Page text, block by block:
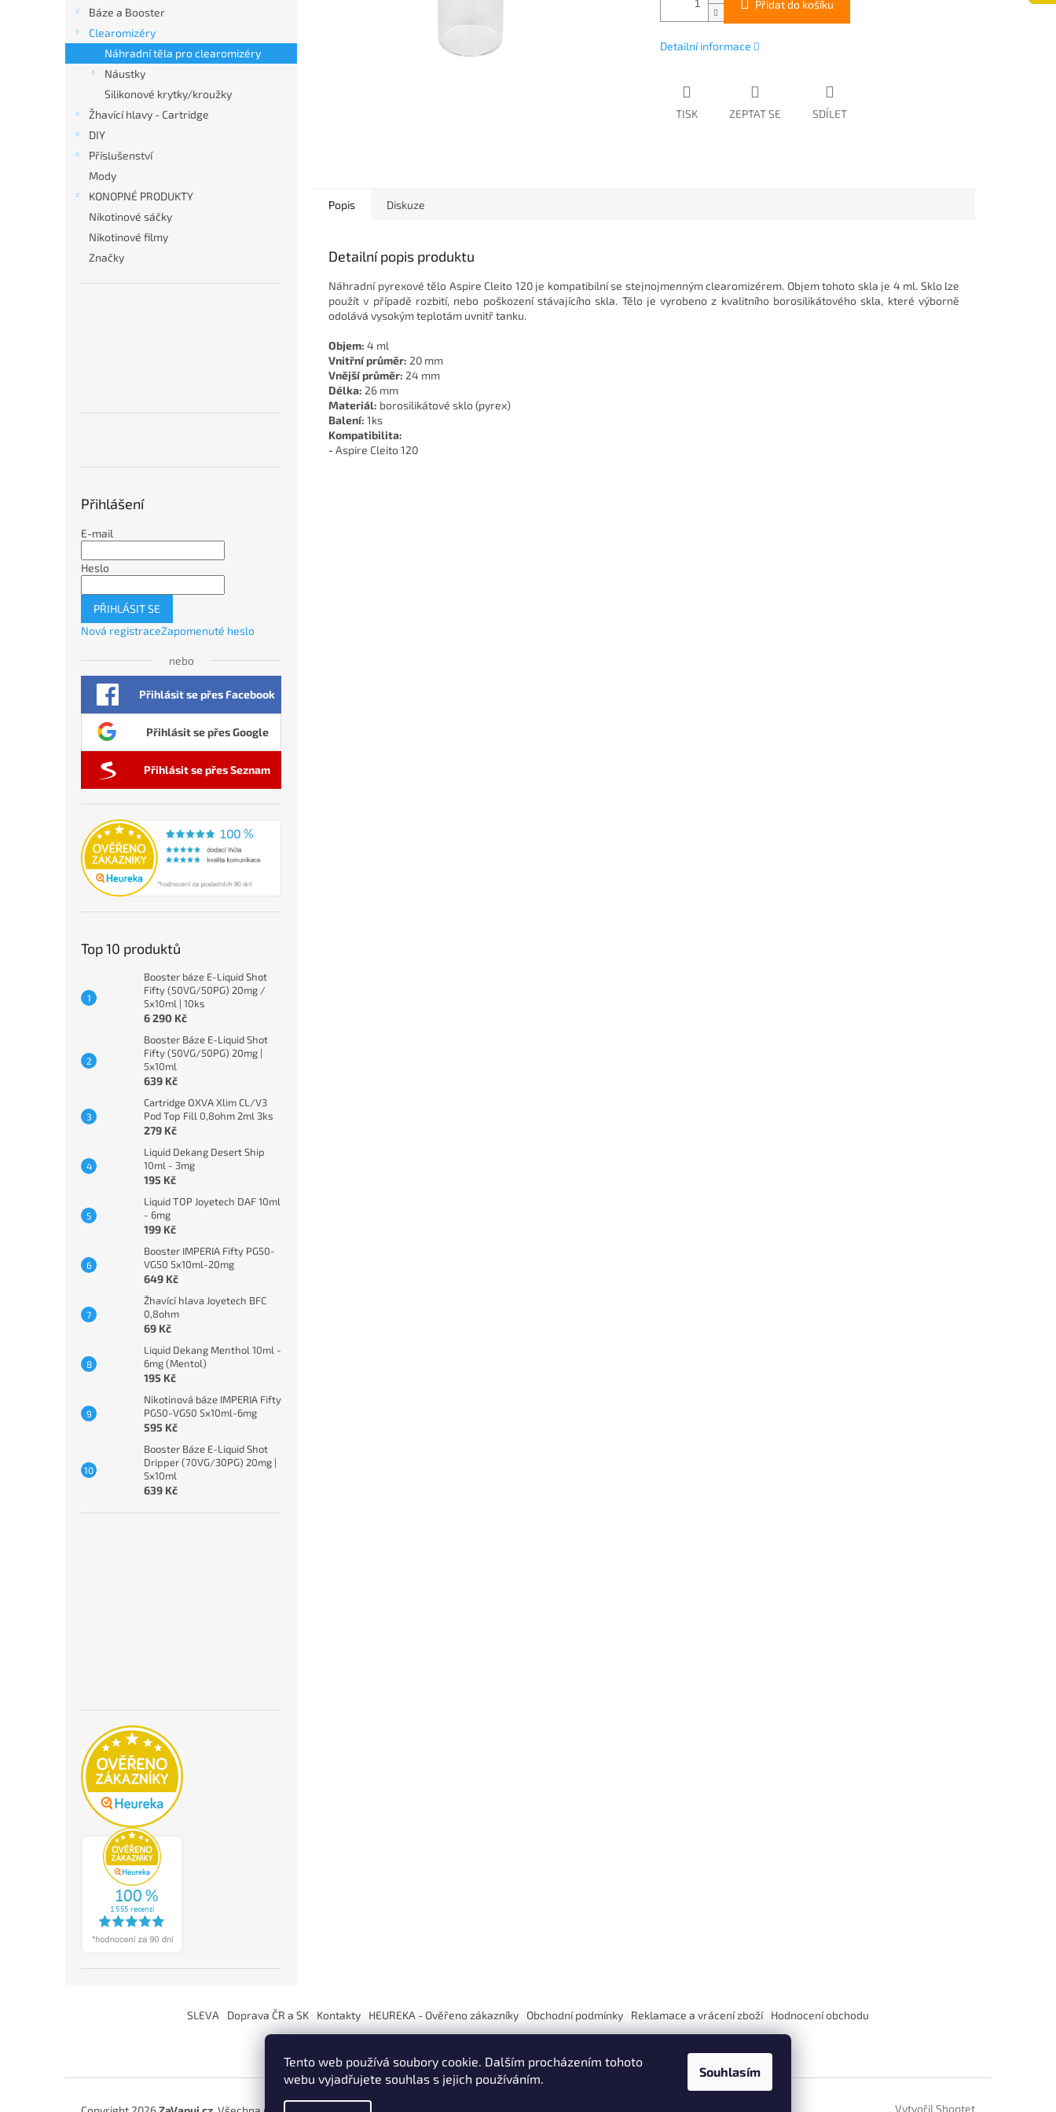
Tento web používá soubory cookie. Dalším procházením tohoto
webu vyjadřujete souhlas s jejich používáním.
Souhlasím
l
Báze a Booster
Clearomizéry
Náhradní těla pro clearomizéry
Náustky
Silikonové krytky/kroužky
Žhavící hlavy - Cartridge
DIY
Příslušenství
Mody
KONOPNÉ PRODUKTY
Nikotinové sáčky
Nikotinové filmy
Značky
Přihlášení
E-mail
Heslo
PŘIHLÁSIT SE
Nová registraceZapomenuté heslo
nebo
Přihlásit se přes Facebook
Přihlásit se přes Google
Přihlásit se přes Seznam
Top 10 produktů
Booster báze E-Liquid Shot
Fifty (50VG/50PG) 20mg /
5x10ml | 10ks
6 290 Kč
Booster Báze E-Liquid Shot
Fifty (50VG/50PG) 20mg |
5x10ml
639 Kč
Cartridge OXVA Xlim CL/V3
Pod Top Fill 0,8ohm 2ml 3ks
279 Kč
Liquid Dekang Desert Ship
10ml - 3mg
195 Kč
Liquid TOP Joyetech DAF 10ml
- 6mg
199 Kč
Booster IMPERIA Fifty PG50-
VG50 5x10ml-20mg
649 Kč
Žhavící hlava Joyetech BFC
0,8ohm
69 Kč
Liquid Dekang Menthol 10ml -
6mg (Mentol)
195 Kč
Nikotinová báze IMPERIA Fifty
PG50-VG50 5x10ml-6mg
595 Kč
Booster Báze E-Liquid Shot
Dripper (70VG/30PG) 20mg |
5x10ml
639 Kč
Přidat do košíku
Detailní informace
TISK ZEPTAT SE SDÍLET
Popis Diskuze
Detailní popis produktu
Náhradní pyrexové tělo Aspire Cleito 120 je kompatibilní se stejnojmenným clearomizérem. Objem tohoto skla je 4 ml. Sklo lze
použít v případě rozbití, nebo poškození stávajícího skla. Tělo je vyrobeno z kvalitního borosilikátového skla, které výborně
odolává vysokým teplotám uvnitř tanku.
Objem: 4 ml
Vnitřní průměr: 20 mm
Vnější průměr: 24 mm
Délka: 26 mm
Materiál: borosilikátové sklo (pyrex)
Balení: 1ks
Kompatibilita:
- Aspire Cleito 120
SLEVA Doprava ČR a SK Kontakty HEUREKA - Ověřeno zákazníky Obchodní podmínky Reklamace a vrácení zboží Hodnocení obchodu
Vytvořil Shoptet